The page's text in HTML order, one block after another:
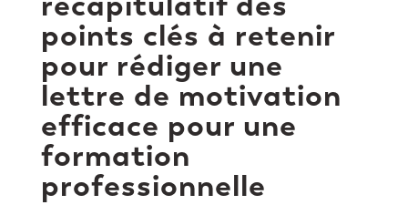
points clés à retenir
pour rédiger une
lettre de motivation
efficace pour une
formation
professionnelle